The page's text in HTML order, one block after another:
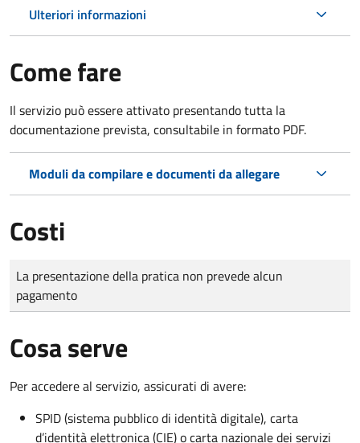
Ulteriori informazioni
Come fare
Il servizio può essere attivato presentando tutta la
documentazione prevista, consultabile in formato PDF.
Moduli da compilare e documenti da allegare
Costi
Tipo di pagamento
Importo
La presentazione della pratica non prevede alcun
pagamento
Cosa serve
Per accedere al servizio, assicurati di avere:
SPID (sistema pubblico di identità digitale), carta
d’identità elettronica (CIE) o carta nazionale dei servizi